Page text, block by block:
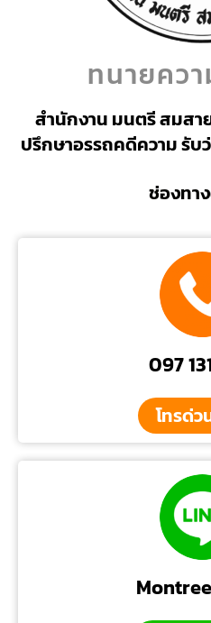
ทนายคว
สำนักงาน มนตรี สมสา
ปรึกษาอรรถคดีความ รับ
ช่องทา
097
โทรด่